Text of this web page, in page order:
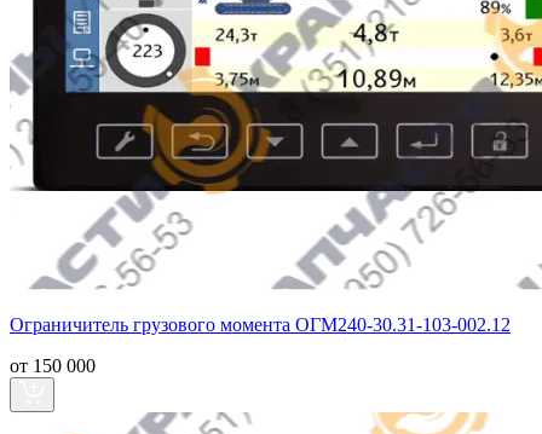
Ограничитель грузового момента ОГМ240-30.31-103-002.12
от 150 000